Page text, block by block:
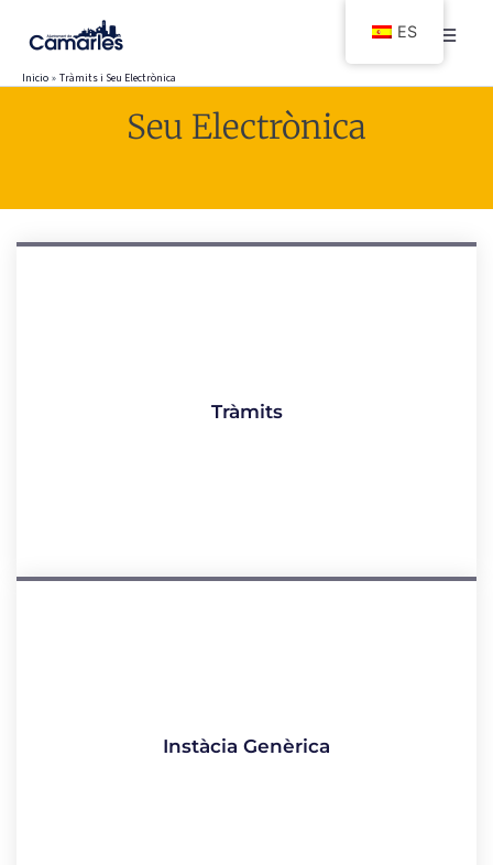
contenido
Inicio Tràmits i Seu Electrònica
Seu Electrònica
Tràmits
Instàcia Genèrica
ES